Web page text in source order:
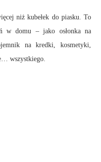
niż kubełek do piasku. To
w domu – jako osłonka na
na kredki, kosmetyki,
wszystkiego.